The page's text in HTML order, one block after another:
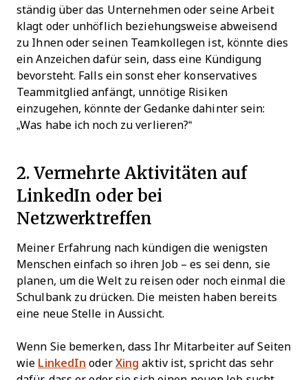
ständig über das Unternehmen oder seine Arbeit
klagt oder unhöflich beziehungsweise abweisend
zu Ihnen oder seinen Teamkollegen ist, könnte dies
ein Anzeichen dafür sein, dass eine Kündigung
bevorsteht. Falls ein sonst eher konservatives
Teammitglied anfängt, unnötige Risiken
einzugehen, könnte der Gedanke dahinter sein:
„Was habe ich noch zu verlieren?“
2. Vermehrte Aktivitäten auf
LinkedIn oder bei
Netzwerktreffen
Meiner Erfahrung nach kündigen die wenigsten
Menschen einfach so ihren Job – es sei denn, sie
planen, um die Welt zu reisen oder noch einmal die
Schulbank zu drücken. Die meisten haben bereits
eine neue Stelle in Aussicht.
Wenn Sie bemerken, dass Ihr Mitarbeiter auf Seiten
wie LinkedIn oder Xing aktiv ist, spricht das sehr